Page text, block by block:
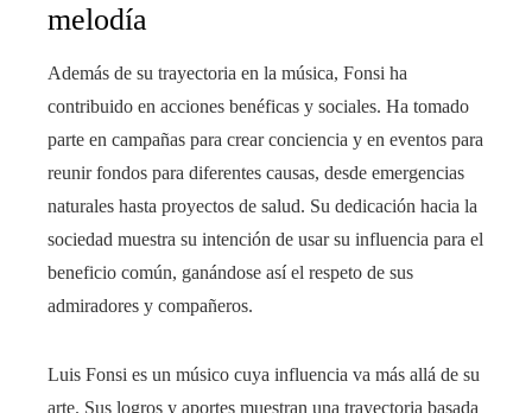
melodía
Además de su trayectoria en la música, Fonsi ha
contribuido en acciones benéficas y sociales. Ha tomado
parte en campañas para crear conciencia y en eventos para
reunir fondos para diferentes causas, desde emergencias
naturales hasta proyectos de salud. Su dedicación hacia la
sociedad muestra su intención de usar su influencia para el
beneficio común, ganándose así el respeto de sus
admiradores y compañeros.
Luis Fonsi es un músico cuya influencia va más allá de su
arte. Sus logros y aportes muestran una trayectoria basada